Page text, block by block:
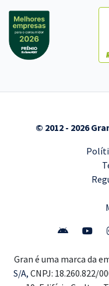
© 2012 - 2026
Gran é uma marca da
S/A, CNPJ: 18.260.822/